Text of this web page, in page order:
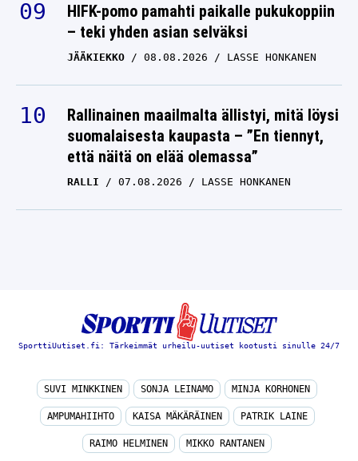
HIFK-pomo pamahti paikalle pukukoppiin
– teki yhden asian selväksi
JÄÄKIEKKO 08.08.2026 LASSE HONKANEN
Rallinainen maailmalta ällistyi, mitä löysi
suomalaisesta kaupasta – ”En tiennyt,
että näitä on elää olemassa”
RALLI 07.08.2026 LASSE HONKANEN
SporttiUutiset.fi: Tärkeimmät urheilu-uutiset kootusti sinulle 24/7
SUVI MINKKINEN SONJA LEINAMO MINJA KORHONEN
AMPUMAHIIHTO KAISA MÄKÄRÄINEN PATRIK LAINE
RAIMO HELMINEN MIKKO RANTANEN